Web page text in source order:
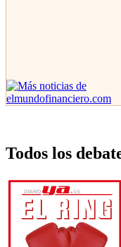
Todos los